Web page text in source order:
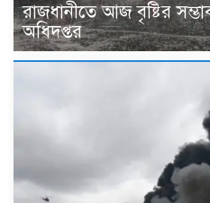
রাজধানীতে আজ বৃষ্টির
অধিদপ্তর